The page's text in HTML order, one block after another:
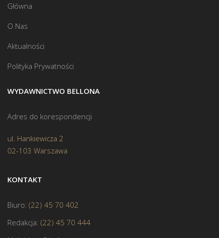
Główna
O Nas
Aktualności
Polityka Prywatności
WYDAWNICTWO BELLONA
Adres do korespondencji
ul. Hankiewicza 2
02-103 Warszawa
KONTAKT
Biuro: (22) 45 70 402
Redakcja: (22) 45 70 444